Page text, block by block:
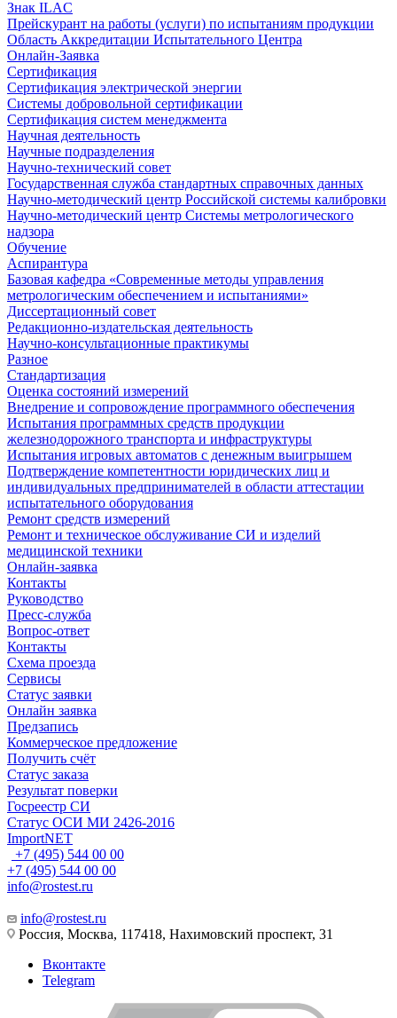
Знак ILAC
Прейскурант на работы (услуги) по испытаниям продукции
Область Аккредитации Испытательного Центра
Онлайн-Заявка
Сертификация
Сертификация электрической энергии
Системы добровольной сертификации
Сертификация систем менеджмента
Научная деятельность
Научные подразделения
Научно-технический совет
Государственная служба стандартных справочных данных
Научно-методический центр Российской системы калибровки
Научно-методический центр Системы метрологического
надзора
Обучение
Аспирантура
Базовая кафедра «Современные методы управления
метрологическим обеспечением и испытаниями»
Диссертационный совет
Редакционно-издательская деятельность
Научно-консультационные практикумы
Разное
Стандартизация
Оценка состояний измерений
Внедрение и сопровождение программного обеспечения
Испытания программных средств продукции
железнодорожного транспорта и инфраструктуры
Испытания игровых автоматов с денежным выигрышем
Подтверждение компетентности юридических лиц и
индивидуальных предпринимателей в области аттестации
испытательного оборудования
Ремонт средств измерений
Ремонт и техническое обслуживание СИ и изделий
медицинской техники
Онлайн-заявка
Контакты
Руководство
Пресс-служба
Вопрос-ответ
Контакты
Схема проезда
Сервисы
Статус заявки
Онлайн заявка
Предзапись
Коммерческое предложение
Получить счёт
Статус заказа
Результат поверки
Госреестр СИ
Статус ОСИ МИ 2426-2016
ImportNET
+7 (495) 544 00 00
+7 (495) 544 00 00
info@rostest.ru
info@rostest.ru
Россия, Москва, 117418, Нахимовский проспект, 31
Вконтакте
Telegram